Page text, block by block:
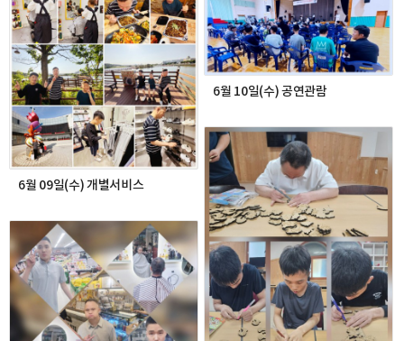
6월 10일(수) 공연관람
6월 09일(수) 개별서비스